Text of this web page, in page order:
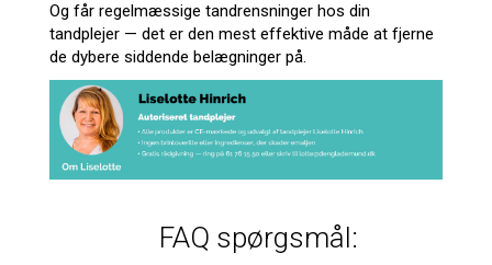
Og får regelmæssige tandrensninger hos din
tandplejer — det er den mest effektive måde at fjerne
de dybere siddende belægninger på.
FAQ spørgsmål: